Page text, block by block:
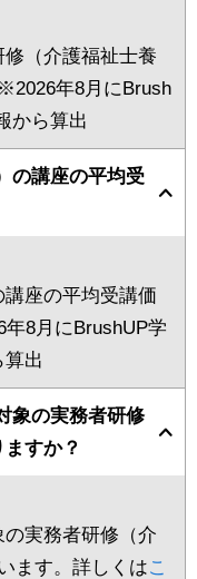
（介護福祉士養
年8月にBrush
から算出
の講座の平均受
座の平均受講価
8月にBrushUP学
出
象の実務者研修
すか？
実務者研修（介
ます。詳しくはこ